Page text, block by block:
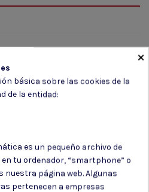
nuestro boletín
×
básica sobre las cookies de la
de la entidad:
es un pequeño archivo de
tu ordenador, “smartphone” o
nuestra página web. Algunas
pertenecen a empresas